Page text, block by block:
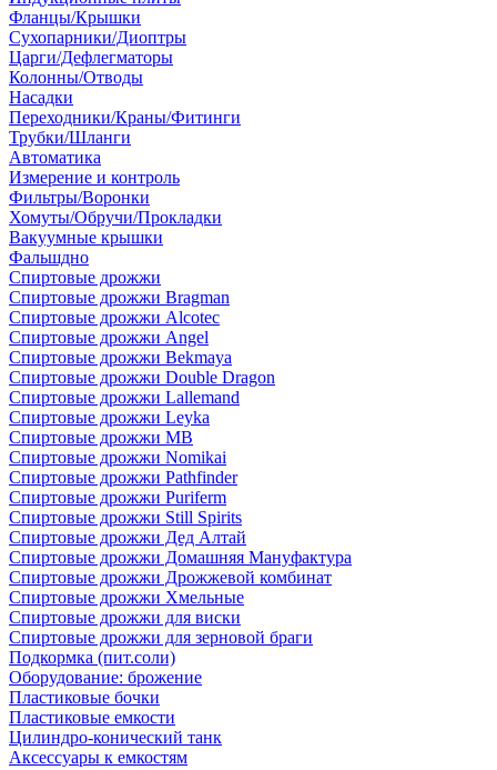
Фланцы/Крышки
Сухопарники/Диоптры
Царги/Дефлегматоры
Колонны/Отводы
Насадки
Переходники/Краны/Фитинги
Трубки/Шланги
Автоматика
Измерение и контроль
Фильтры/Воронки
Хомуты/Обручи/Прокладки
Вакуумные крышки
Фальшдно
Спиртовые дрожжи
Спиртовые дрожжи Bragman
Спиртовые дрожжи Alcotec
Спиртовые дрожжи Angel
Спиртовые дрожжи Bekmaya
Спиртовые дрожжи Double Dragon
Спиртовые дрожжи Lallemand
Спиртовые дрожжи Leyka
Спиртовые дрожжи MB
Спиртовые дрожжи Nomikai
Спиртовые дрожжи Pathfinder
Спиртовые дрожжи Puriferm
Спиртовые дрожжи Still Spirits
Спиртовые дрожжи Дед Алтай
Спиртовые дрожжи Домашняя Мануфактура
Спиртовые дрожжи Дрожжевой комбинат
Спиртовые дрожжи Хмельные
Спиртовые дрожжи для виски
Спиртовые дрожжи для зерновой браги
Подкормка (пит.соли)
Оборудование: брожение
Пластиковые бочки
Пластиковые емкости
Цилиндро-конический танк
Аксессуары к емкостям